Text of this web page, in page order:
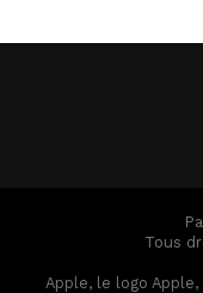
Tous
Apple, le logo